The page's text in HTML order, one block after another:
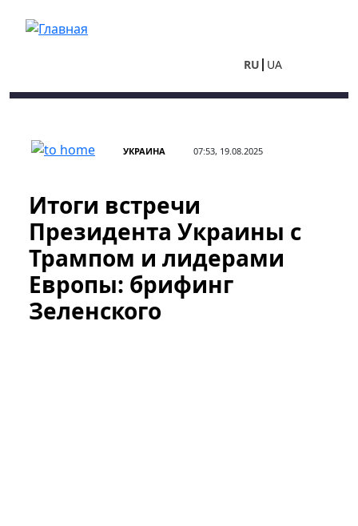
RU UA
УКРАИНА 07:53, 19.08.2025
Итоги встречи
Президента Украины с
Трампом и лидерами
Европы: брифинг
Зеленского